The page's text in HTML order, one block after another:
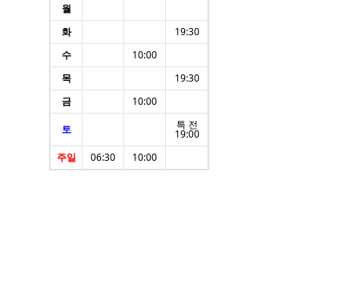
월
화
19:30
수
10:00
목
19:30
금
10:00
토 특 전
19:00
주일
06:30 10:00